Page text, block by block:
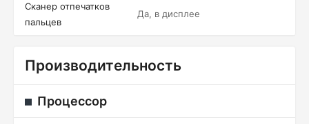
Сканер отпечатков
пальцев
Да, в дисплее
Производительность
Процессор